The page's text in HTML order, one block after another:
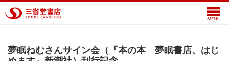
夢眠ねむさんサイン会（『本の本 夢眠書店、はじ